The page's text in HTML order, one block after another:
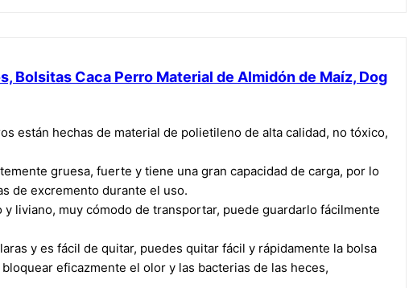
Bolsitas Caca Perro Material de Almidón de Maíz, Dog
están hechas de material de polietileno de alta calidad, no tóxico,
gruesa, fuerte y tiene una gran capacidad de carga, por lo
de excremento durante el uso.
liviano, muy cómodo de transportar, puede guardarlo fácilmente
y es fácil de quitar, puedes quitar fácil y rápidamente la bolsa
eficazmente el olor y las bacterias de las heces,